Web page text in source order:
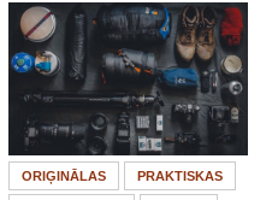
ORIĢINĀLAS PRAKTISKAS